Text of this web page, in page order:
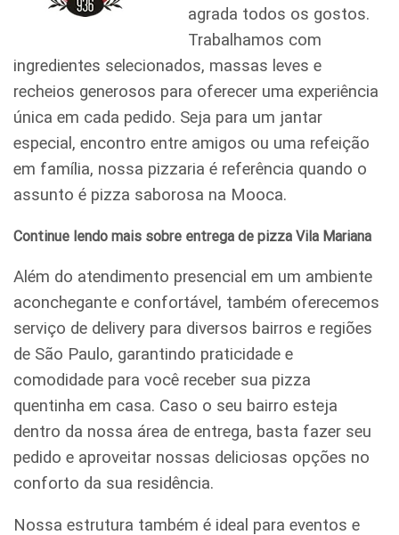
agrada todos os gostos.
Trabalhamos com
ingredientes selecionados, massas leves e
recheios generosos para oferecer uma experiência
única em cada pedido. Seja para um jantar
especial, encontro entre amigos ou uma refeição
em família, nossa pizzaria é referência quando o
assunto é pizza saborosa na Mooca.
Continue lendo mais sobre entrega de pizza Vila Mariana
Além do atendimento presencial em um ambiente
aconchegante e confortável, também oferecemos
serviço de delivery para diversos bairros e regiões
de São Paulo, garantindo praticidade e
comodidade para você receber sua pizza
quentinha em casa. Caso o seu bairro esteja
dentro da nossa área de entrega, basta fazer seu
pedido e aproveitar nossas deliciosas opções no
conforto da sua residência.
Nossa estrutura também é ideal para eventos e